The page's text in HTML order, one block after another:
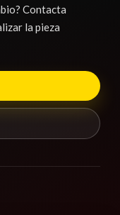
TD (4-PTAS.)
TD (4-PTAS.)
Contacta
la pieza